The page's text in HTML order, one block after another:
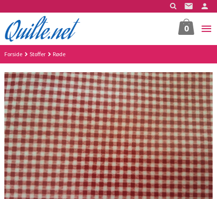
til
innholdet
0
Forside Stoffer Røde